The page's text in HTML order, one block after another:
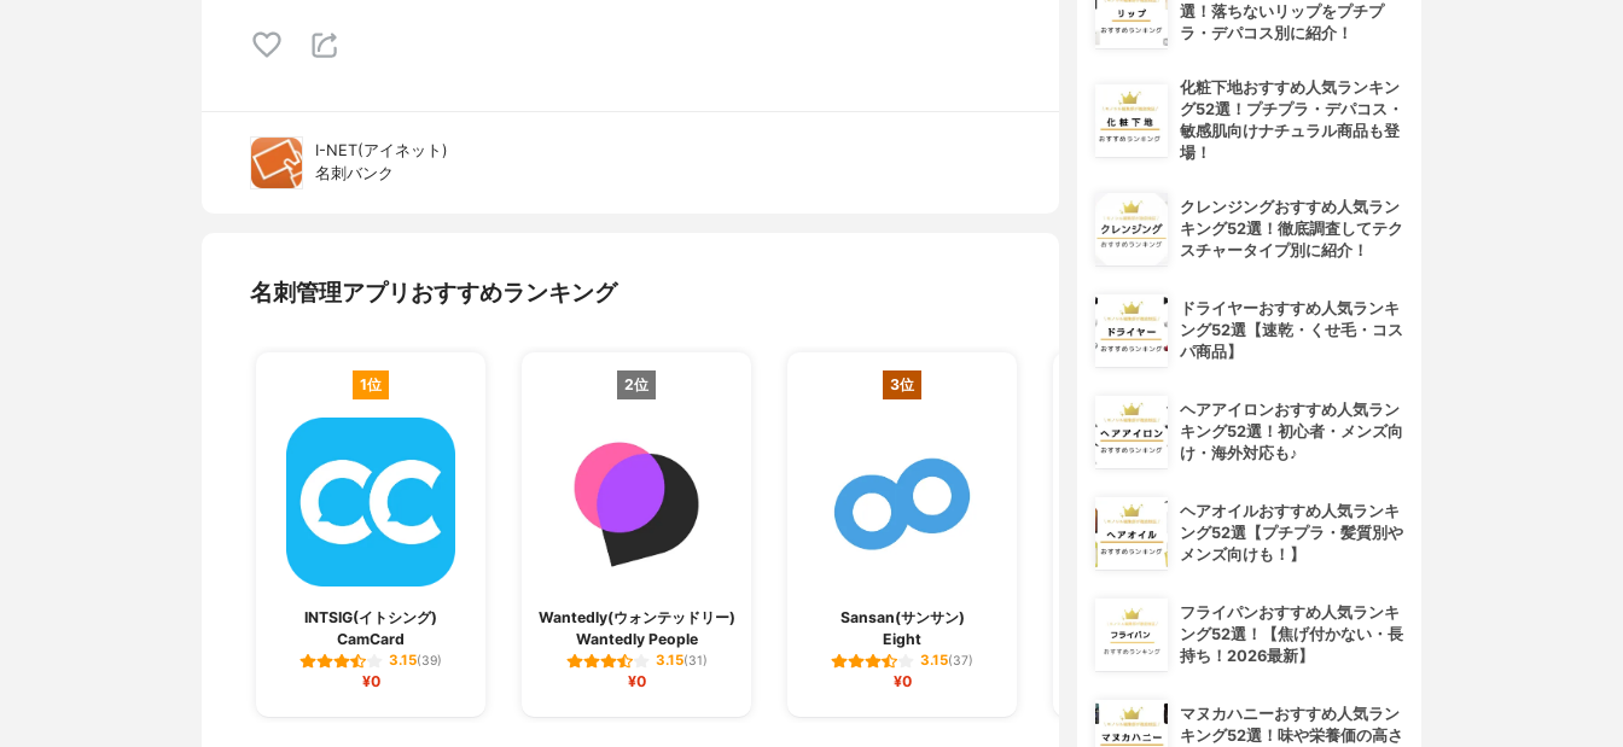
I-NET(アイネット)
名刺バンク
名刺管理アプリおすすめランキング
1位
INTSIG(イトシング)
CamCard
3.15(39)
¥0
2位
Wantedly(ウォンテッドリー)
Wantedly People
3.15(31)
¥0
3位
Sansan(サンサン)
Eight
3.15(37)
¥0
mybridge(マイブリッジ)
myBridge
3.15 (22)
coools.life(クールスライフ)
簡単名刺管理
選！落ちないリップをプチプ
ラ・デパコス別に紹介！
化粧下地おすすめ人気ランキン
グ52選！プチプラ・デパコス・
敏感肌向けナチュラル商品も登
場！
クレンジングおすすめ人気ラン
キング52選！徹底調査してテク
スチャータイプ別に紹介！
ドライヤーおすすめ人気ランキ
ング52選【速乾・くせ毛・コス
パ商品】
ヘアアイロンおすすめ人気ラン
キング52選！初心者・メンズ向
け・海外対応も♪
ヘアオイルおすすめ人気ランキ
ング52選【プチプラ・髪質別や
メンズ向けも！】
フライパンおすすめ人気ランキ
ング52選！【焦げ付かない・長
持ち！2026最新】
マヌカハニーおすすめ人気ラン
キング52選！味や栄養価の高さ